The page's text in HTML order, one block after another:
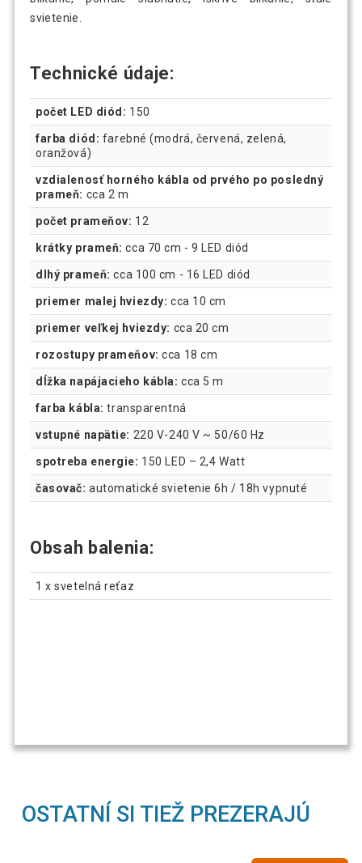
svietenie.
Technické údaje:
počet LED diód: 150
farba diód: farebné (modrá, červená, zelená,
oranžová)
vzdialenosť horného kábla od prvého po posledný
prameň: cca 2 m
počet prameňov: 12
krátky prameň: cca 70 cm - 9 LED diód
dlhý prameň: cca 100 cm - 16 LED diód
priemer malej hviezdy: cca 10 cm
priemer veľkej hviezdy: cca 20 cm
rozostupy prameňov: cca 18 cm
dĺžka napájacieho kábla: cca 5 m
farba kábla: transparentná
vstupné napätie: 220 V-240 V ~ 50/60 Hz
spotreba energie: 150 LED – 2,4 Watt
časovač: automatické svietenie 6h / 18h vypnuté
Obsah balenia:
1 x svetelná reťaz
OSTATNÍ SI TIEŽ PREZERAJÚ